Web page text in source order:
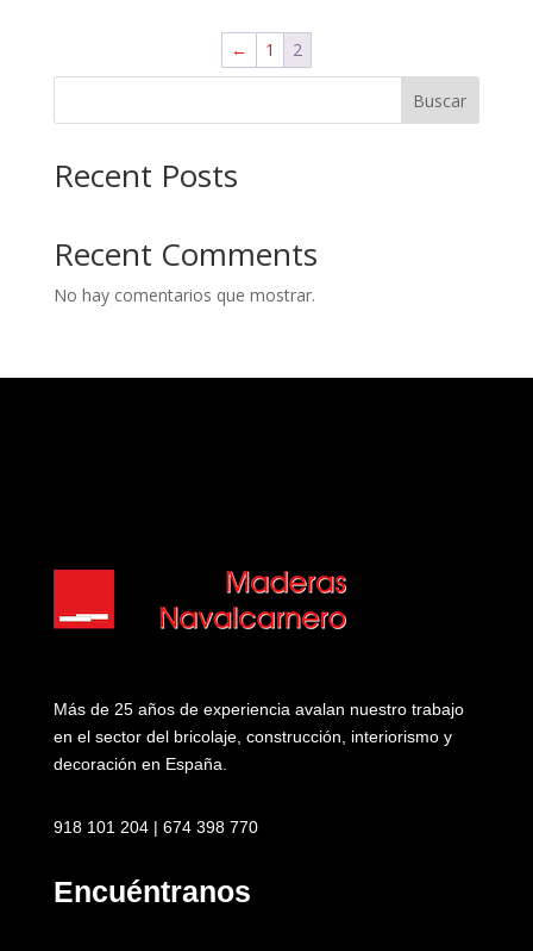
← 1 2
Buscar
Recent Posts
Recent Comments
No hay comentarios que mostrar.
Más de 25 años de experiencia avalan nuestro trabajo
en el sector del bricolaje, construcción, interiorismo y
decoración en España.
918 101 204 | 674 398 770
Encuéntranos